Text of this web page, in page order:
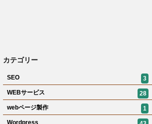
カテゴリー
SEO
3
WEBサービス
28
webページ製作
1
Wordpress